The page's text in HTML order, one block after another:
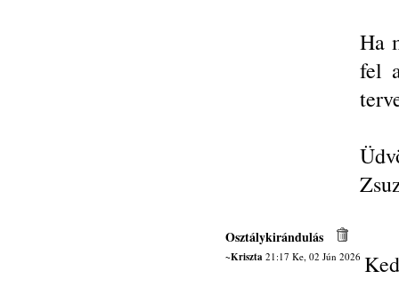
Ha
fel
Osztálykirándulás
~Kriszta21:17 Ke, 02 Jún 2026